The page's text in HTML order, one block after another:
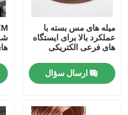
خانه
محصولات
فیلم های
میله های مس بسته با
عملکرد بالا برای ایستگاه
های فرعی الکتریکی
ارسال سؤال